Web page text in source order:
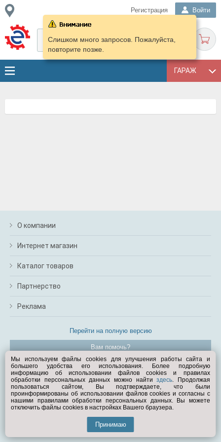
Регистрация Войти
ГАРАЖ
Слишком много запросов. Пожалуйста,
повторите позже.
О компании
Интернет магазин
Каталог товаров
Партнерство
Реклама
Перейти на полную версию
Вам помочь?
© Exist.ru 1998—2026
Мы используем файлы cookies для улучшения работы сайта и
большего удобства его использования. Более подробную
информацию об использовании файлов cookies и правилах
обработки персональных данных можно найтиздесь. Продолжая
пользоваться сайтом, Вы подтверждаете, что были
проинформированы об использовании файлов cookies и согласны с
нашими правилами обработки персональных данных. Вы можете
отключить файлы cookies в настройках Вашего браузера.
Принимаю